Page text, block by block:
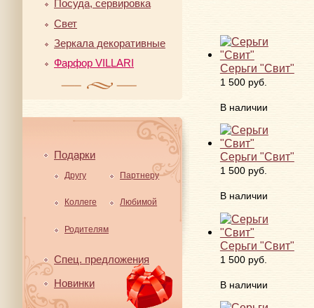
Посуда, сервировка
Свет
Зеркала декоративные
Фарфор VILLARI
Подарки
Другу Партнеру
Коллеге Любимой
Родителям
Спец. предложения
Новинки
Серьги "Свит"
1 500 руб.
В наличии
Серьги "Свит"
1 500 руб.
В наличии
Серьги "Свит"
1 500 руб.
В наличии